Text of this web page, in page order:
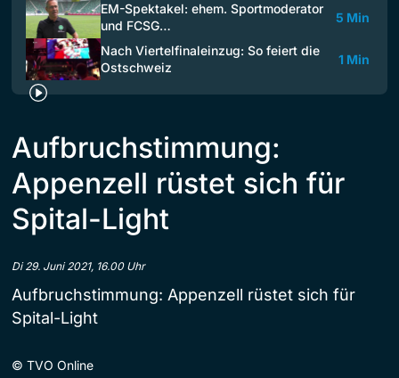
EM-Spektakel: ehem. Sportmoderator
und FCSG…
5 Min
Nach Viertelfinaleinzug: So feiert die
Ostschweiz
1 Min
Aufbruchstimmung:
Appenzell rüstet sich für
Spital-Light
Di 29. Juni 2021, 16.00 Uhr
Aufbruchstimmung: Appenzell rüstet sich für
Spital-Light
© TVO Online